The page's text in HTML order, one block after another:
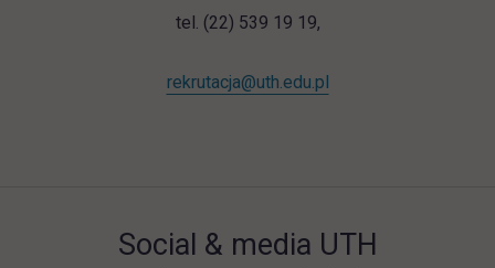
tel. (22) 539 19 19,
rekrutacja@uth.edu.pl
Social & media UTH